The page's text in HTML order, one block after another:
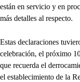
están en servicio y en
más detalles al respecto.
Estas declaraciones
celebración, el próximo
que recuerda el
el establecimiento de la